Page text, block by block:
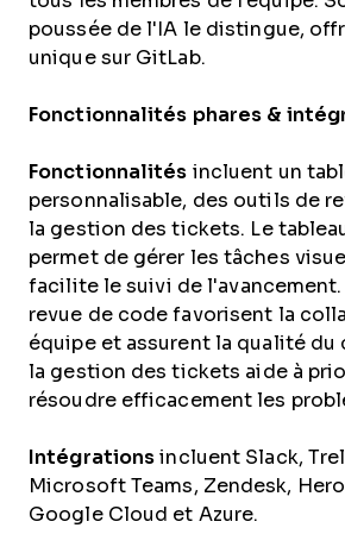
poussée de l'IA le distingue,
unique sur GitLab.
Fonctionnalités phares &
Fonctionnalités incluent un
personnalisable, des outils de
la gestion des tickets. Le
permet de gérer les tâches
facilite le suivi de
revue de code favorisent la
équipe et assurent la qualité du
la gestion des tickets aide à
résoudre efficacement les
Intégrations incluent Slack,
Microsoft Teams, Zendesk,
Google Cloud et Azure.